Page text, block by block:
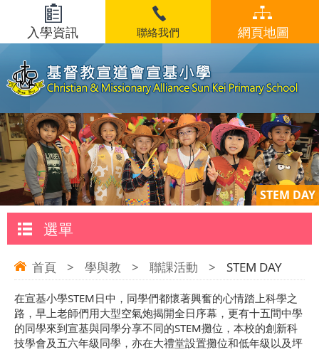
入學資訊 聯絡我們 網頁地圖
STEM DAY
選單
首頁 > 學與教 > 聯課活動 > STEM DAY
在宣基小學STEM日中，同學們都懷著興奮的心情踏上科學之
路，早上老師們用大型空氣炮揭開全日序幕，更有十五間中學
的同學來到宣基與同學分享不同的STEM攤位，本校的創新科
技學會及五六年級同學，亦在大禮堂設置攤位和低年級以及坪